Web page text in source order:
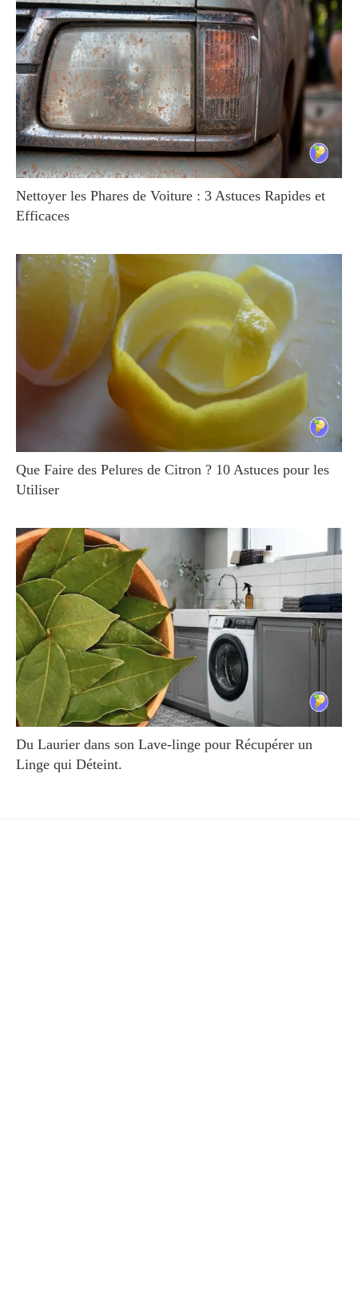
Nettoyer les Phares de Voiture : 3 Astuces Rapides et
Efficaces
Que Faire des Pelures de Citron ? 10 Astuces pour les
Utiliser
Du Laurier dans son Lave-linge pour Récupérer un
Linge qui Déteint.